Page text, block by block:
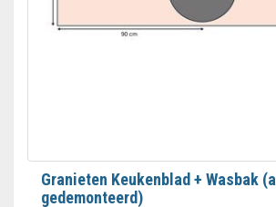
Granieten Keukenblad + Wasbak (al
gedemonteerd)